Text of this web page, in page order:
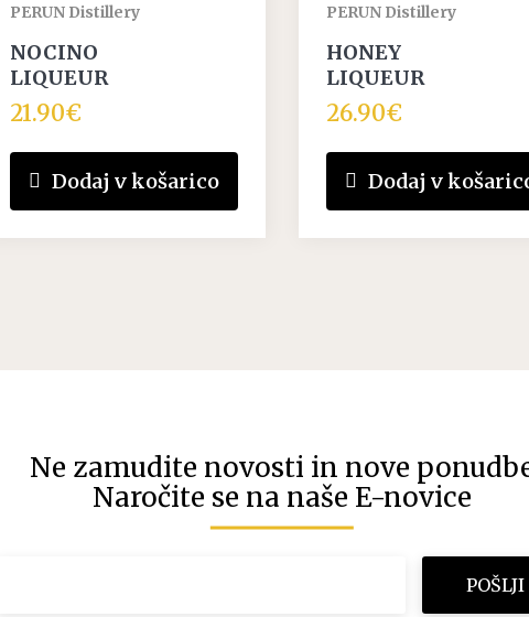
PERUN Distillery
NOCINO
LIQUEUR
21.90€
Dodaj v košarico
PERUN Distillery
HONEY
LIQUEUR
26.90€
Dodaj v
Ne zamudite novosti in nove
Naročite se na naše E-novice